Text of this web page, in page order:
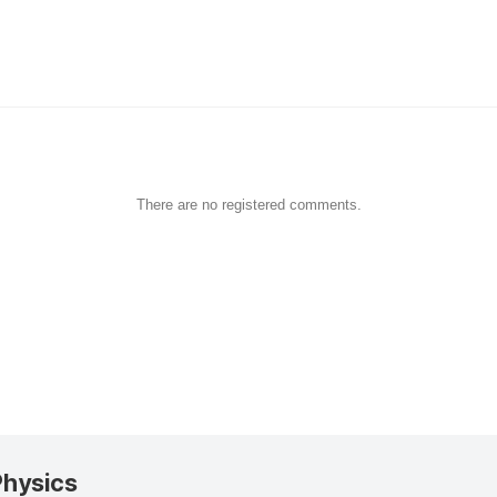
There are no registered comments.